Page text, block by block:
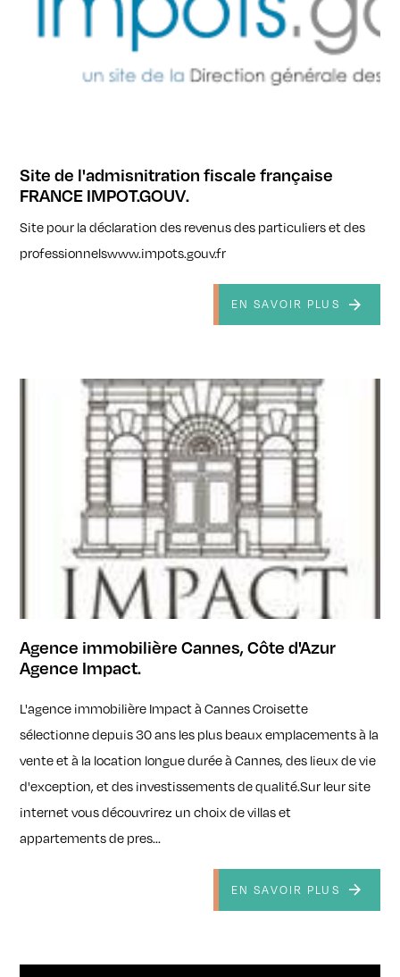
Site de l'admisnitration fiscale française
FRANCE IMPOT.GOUV.
Site pour la déclaration des revenus des particuliers et des
professionnelswww.impots.gouv.fr
EN SAVOIR PLUS
Agence immobilière Cannes, Côte d'Azur
Agence Impact.
L'agence immobilière Impact à Cannes Croisette
sélectionne depuis 30 ans les plus beaux emplacements à la
vente et à la location longue durée à Cannes, des lieux de vie
d'exception, et des investissements de qualité.Sur leur site
internet vous découvrirez un choix de villas et
appartements de pres...
EN SAVOIR PLUS